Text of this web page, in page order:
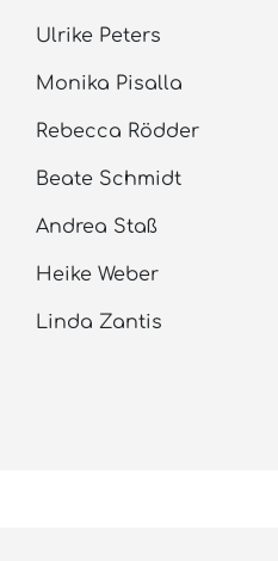
Ulrike Peters
Monika Pisalla
Rebecca Rödder
Beate Schmidt
Andrea Staß
Heike Weber
Linda Zantis